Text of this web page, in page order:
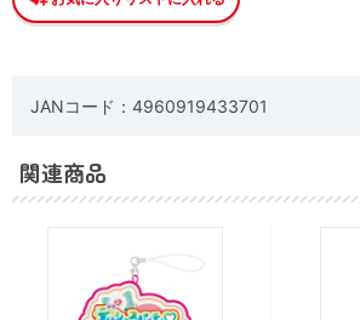
JANコード：4960919433701
関連商品